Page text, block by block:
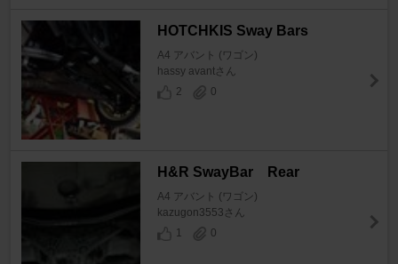
HOTCHKIS Sway Bars
A4 アバント (ワゴン)
hassy avantさん
2
0
H&R SwayBar Rear
A4 アバント (ワゴン)
kazugon3553さん
1
0